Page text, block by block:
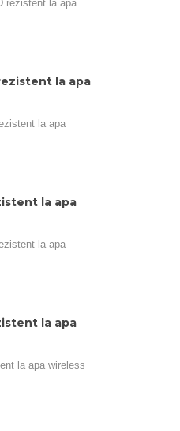
la apa
la apa
la apa